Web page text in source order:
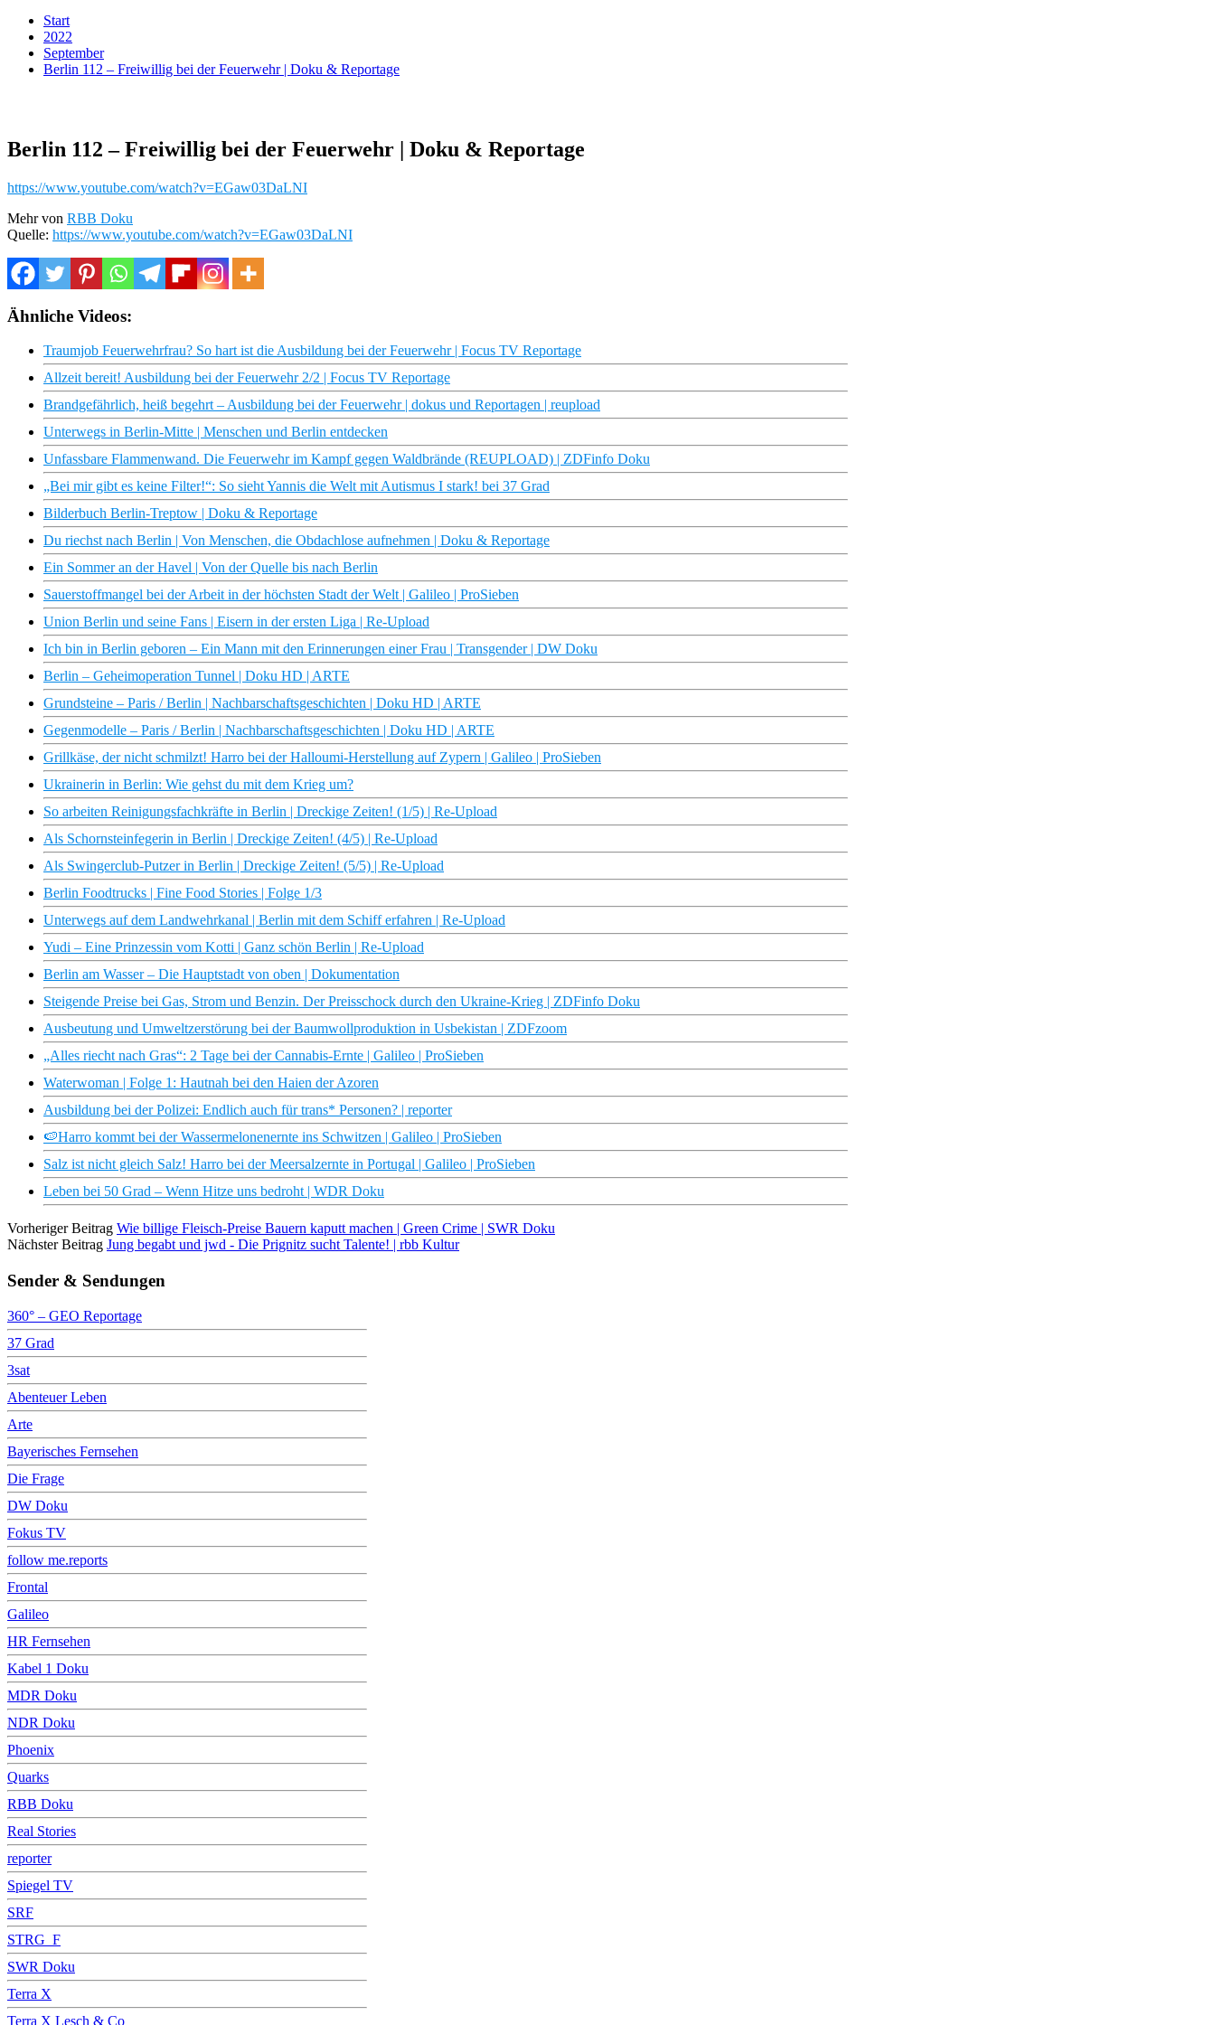
Start
2022
September
Berlin 112 – Freiwillig bei der Feuerwehr | Doku & Reportage
Berlin 112 – Freiwillig bei der Feuerwehr | Doku & Reportage
https://www.youtube.com/watch?v=EGaw03DaLNI
Mehr von RBB Doku
Quelle: https://www.youtube.com/watch?v=EGaw03DaLNI
Ähnliche Videos:
Traumjob Feuerwehrfrau? So hart ist die Ausbildung bei der Feuerwehr | Focus TV Reportage
Allzeit bereit! Ausbildung bei der Feuerwehr 2/2 | Focus TV Reportage
Brandgefährlich, heiß begehrt – Ausbildung bei der Feuerwehr | dokus und Reportagen | reupload
Unterwegs in Berlin-Mitte | Menschen und Berlin entdecken
Unfassbare Flammenwand. Die Feuerwehr im Kampf gegen Waldbrände (REUPLOAD) | ZDFinfo Doku
„Bei mir gibt es keine Filter!“: So sieht Yannis die Welt mit Autismus I stark! bei 37 Grad
Bilderbuch Berlin-Treptow | Doku & Reportage
Du riechst nach Berlin | Von Menschen, die Obdachlose aufnehmen | Doku & Reportage
Ein Sommer an der Havel | Von der Quelle bis nach Berlin
Sauerstoffmangel bei der Arbeit in der höchsten Stadt der Welt | Galileo | ProSieben
Union Berlin und seine Fans | Eisern in der ersten Liga | Re-Upload
Ich bin in Berlin geboren – Ein Mann mit den Erinnerungen einer Frau | Transgender | DW Doku
Berlin – Geheimoperation Tunnel | Doku HD | ARTE
Grundsteine – Paris / Berlin | Nachbarschaftsgeschichten | Doku HD | ARTE
Gegenmodelle – Paris / Berlin | Nachbarschaftsgeschichten | Doku HD | ARTE
Grillkäse, der nicht schmilzt! Harro bei der Halloumi-Herstellung auf Zypern | Galileo | ProSieben
Ukrainerin in Berlin: Wie gehst du mit dem Krieg um?
So arbeiten Reinigungsfachkräfte in Berlin | Dreckige Zeiten! (1/5) | Re-Upload
Als Schornsteinfegerin in Berlin | Dreckige Zeiten! (4/5) | Re-Upload
Als Swingerclub-Putzer in Berlin | Dreckige Zeiten! (5/5) | Re-Upload
Berlin Foodtrucks | Fine Food Stories | Folge 1/3
Unterwegs auf dem Landwehrkanal | Berlin mit dem Schiff erfahren | Re-Upload
Yudi – Eine Prinzessin vom Kotti | Ganz schön Berlin | Re-Upload
Berlin am Wasser – Die Hauptstadt von oben | Dokumentation
Steigende Preise bei Gas, Strom und Benzin. Der Preisschock durch den Ukraine-Krieg | ZDFinfo Doku
Ausbeutung und Umweltzerstörung bei der Baumwollproduktion in Usbekistan | ZDFzoom
„Alles riecht nach Gras“: 2 Tage bei der Cannabis-Ernte | Galileo | ProSieben
Waterwoman | Folge 1: Hautnah bei den Haien der Azoren
Ausbildung bei der Polizei: Endlich auch für trans* Personen? | reporter
🍉Harro kommt bei der Wassermelonenernte ins Schwitzen | Galileo | ProSieben
Salz ist nicht gleich Salz! Harro bei der Meersalzernte in Portugal | Galileo | ProSieben
Leben bei 50 Grad – Wenn Hitze uns bedroht | WDR Doku
Vorheriger Beitrag Wie billige Fleisch-Preise Bauern kaputt machen | Green Crime | SWR Doku
Nächster Beitrag Jung begabt und jwd - Die Prignitz sucht Talente! | rbb Kultur
Sender & Sendungen
360° – GEO Reportage
37 Grad
3sat
Abenteuer Leben
Arte
Bayerisches Fernsehen
Die Frage
DW Doku
Fokus TV
follow me.reports
Frontal
Galileo
HR Fernsehen
Kabel 1 Doku
MDR Doku
NDR Doku
Phoenix
Quarks
RBB Doku
Real Stories
reporter
Spiegel TV
SRF
STRG_F
SWR Doku
Terra X
Terra X Lesch & Co